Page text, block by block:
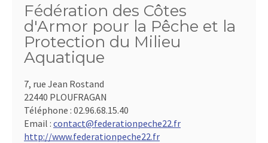
Fédération des Côtes
d'Armor pour la Pêche et la
Protection du Milieu
Aquatique
7, rue Jean Rostand
22440 PLOUFRAGAN
Téléphone : 02.96.68.15.40
Email : contact@federationpeche22.fr
http://www.federationpeche22.fr